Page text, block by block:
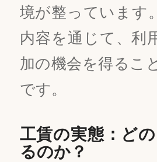
境が整っています
内容を通じて、利
加の機会を得るこ
です。
工賃の実態：ど
るのか？